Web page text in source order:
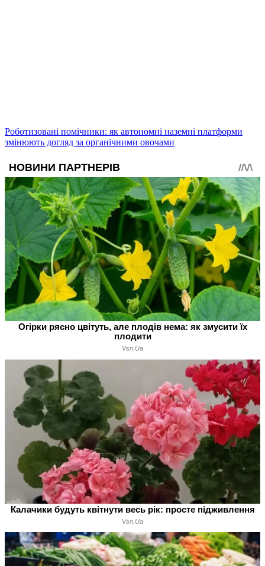
Роботизовані помічники: як автономні наземні платформи
змінюють догляд за органічними овочами